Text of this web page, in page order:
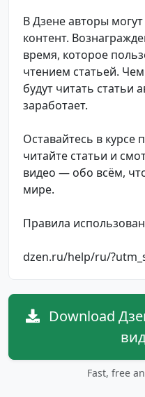
В Дзене авторы
контент.
время, которое
чтением статьей.
будут читать статьи
заработает.
Оставайтесь в курсе
читайте статьи и
видео — обо всём,
мире.
Правила
dzen.ru/help/ru/
Download
Fast, free